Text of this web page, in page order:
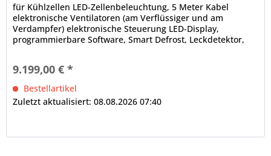
für Kühlzellen LED-Zellenbeleuchtung, 5 Meter Kabel
elektronische Ventilatoren (am Verflüssiger und am
Verdampfer) elektronische Steuerung LED-Display,
programmierbare Software, Smart Defrost, Leckdetektor,
9.199,00 € *
Bestellartikel
Zuletzt aktualisiert: 08.08.2026 07:40